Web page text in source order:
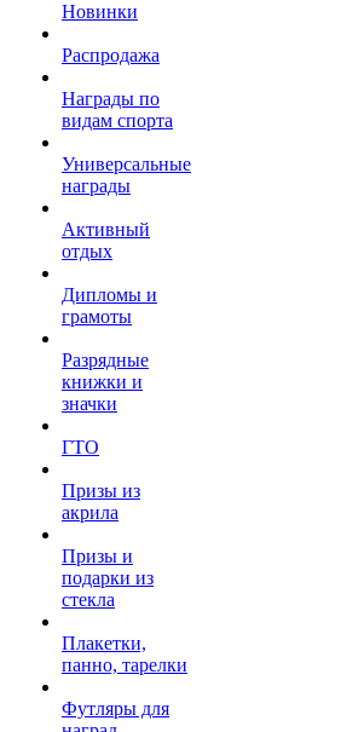
Новинки
Распродажа
Награды по
видам спорта
Универсальные
награды
Активный
отдых
Дипломы и
грамоты
Разрядные
книжки и
значки
ГТО
Призы из
акрила
Призы и
подарки из
стекла
Плакетки,
панно, тарелки
Футляры для